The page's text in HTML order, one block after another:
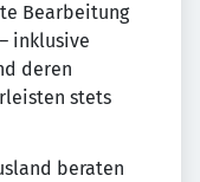
Bearbeitung
inklusive
deren
stets
beraten